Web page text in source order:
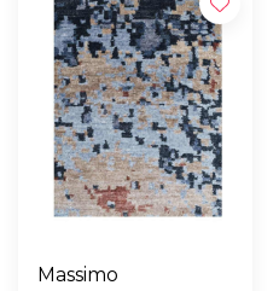
Massimo